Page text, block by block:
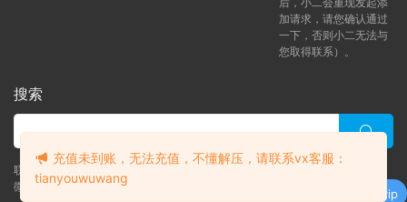
♥无法获取邮箱验证码：如修改密码时无法收到邮箱
微
信客服（tianyouwuwang）后台帮您修改。
如需求片请跳转论坛
留言，如碰到问题请转论
加请求，请您确认通过
一下，否则小二无法与
您取得联系）。
搜索
联系客服 (添加后告诉客服-来自熊人族咨询问题)
微信客服（tianyouwuwang）
充值未到账，无法充值，不懂解压，请联系vx客服：
tianyouwuwang
升级了 月熊vip